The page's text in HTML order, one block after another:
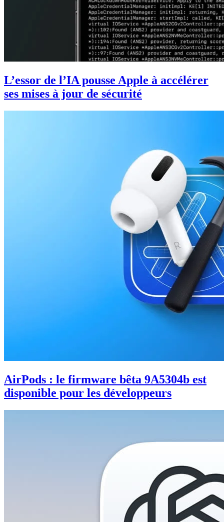
L’essor de l’IA pousse Apple à accélérer
ses mises à jour de sécurité
AirPods : le firmware bêta 9A5304b est
disponible pour les développeurs